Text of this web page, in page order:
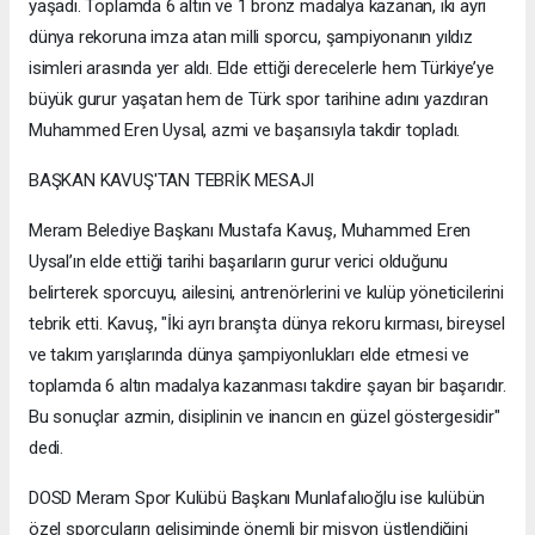
yaşadı. Toplamda 6 altın ve 1 bronz madalya kazanan, iki ayrı
dünya rekoruna imza atan milli sporcu, şampiyonanın yıldız
isimleri arasında yer aldı. Elde ettiği derecelerle hem Türkiye’ye
büyük gurur yaşatan hem de Türk spor tarihine adını yazdıran
Muhammed Eren Uysal, azmi ve başarısıyla takdir topladı.
BAŞKAN KAVUŞ'TAN TEBRİK MESAJI
Meram Belediye Başkanı Mustafa Kavuş, Muhammed Eren
Uysal’ın elde ettiği tarihi başarıların gurur verici olduğunu
belirterek sporcuyu, ailesini, antrenörlerini ve kulüp yöneticilerini
tebrik etti. Kavuş, "İki ayrı branşta dünya rekoru kırması, bireysel
ve takım yarışlarında dünya şampiyonlukları elde etmesi ve
toplamda 6 altın madalya kazanması takdire şayan bir başarıdır.
Bu sonuçlar azmin, disiplinin ve inancın en güzel göstergesidir"
dedi.
DOSD Meram Spor Kulübü Başkanı Munlafalıoğlu ise kulübün
özel sporcuların gelişiminde önemli bir misyon üstlendiğini